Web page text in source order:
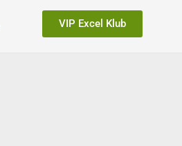
VIP Excel Klub